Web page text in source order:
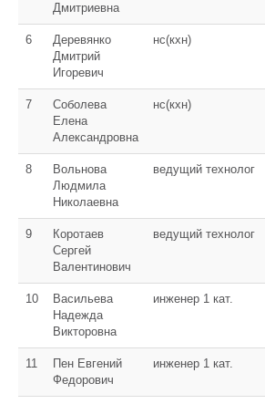
Дмитриевна
6
Деревянко
Дмитрий
Игоревич
нс(кхн)
7
Соболева
Елена
Александровна
нс(кхн)
8
Вольнова
Людмила
Николаевна
ведущий технолог
9
Коротаев
Сергей
Валентинович
ведущий технолог
10
Васильева
Надежда
Викторовна
инженер 1 кат.
11
Пен Евгений
Федорович
инженер 1 кат.